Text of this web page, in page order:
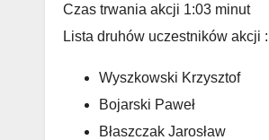
Czas trwania akcji 1:03 minut
Lista druhów uczestników akcji :
Wyszkowski Krzysztof
Bojarski Paweł
Błaszczak Jarosław